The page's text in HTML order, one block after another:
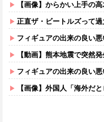
【画像】からかい上手の高木
正直ザ・ビートルズって
フィギュアの出来の良い
【動画】熊本地震で突然
フィギュアの出来の良い
【画像】外国人「海外だ